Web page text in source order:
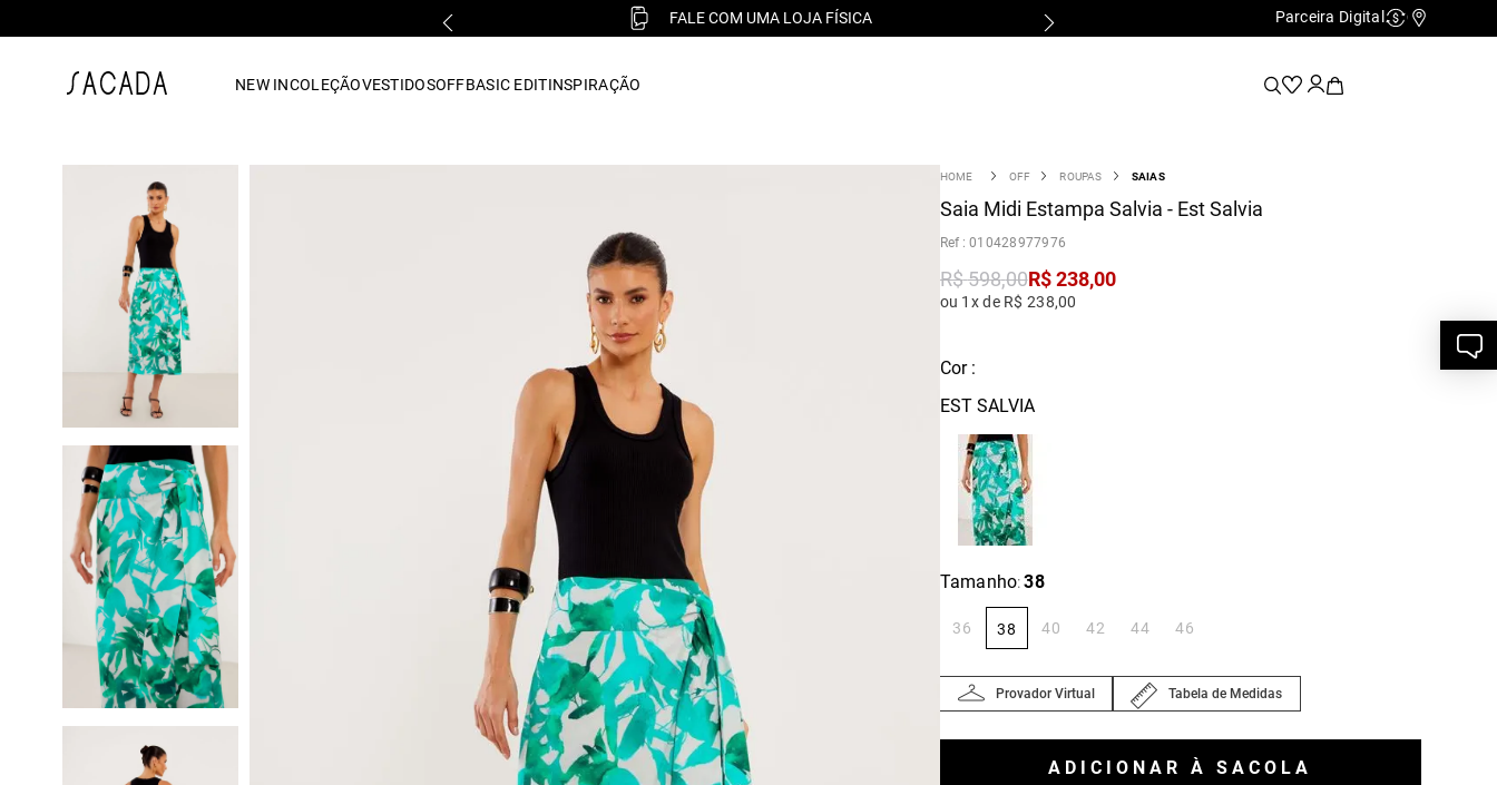
FALE COM UMA LOJA FÍSICA Parceira Digital Cashback
NEW INCOLEÇÃOVESTIDOSOFFBASIC EDITINSPIRAÇÃO
OFF ROUPAS SAIAS
Saia Midi Estampa Salvia - Est Salvia
:010428977976
R$598,00R$ 238,00
ou 1x de R$ 238,00
Cor :
EST SALVIA
Tamanho: 38
36 38 40 42 44 46
Provador Virtual Tabela de Medidas
ADICIONAR À SACOLA
vestido midi
vestido curto